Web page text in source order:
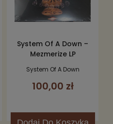
System Of A Down –
Mezmerize LP
System Of A Down
100,00 zł